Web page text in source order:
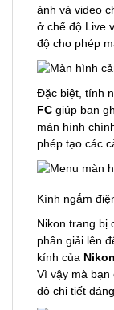
ảnh và video
ở chế độ Live
độ cho phép
Đặc biệt, tính
FC giúp bạn
màn hình
phép tạo các
Kính ngắm
Nikon trang bị
phân giải lên
kính của
Vì vậy mà
độ chi tiết